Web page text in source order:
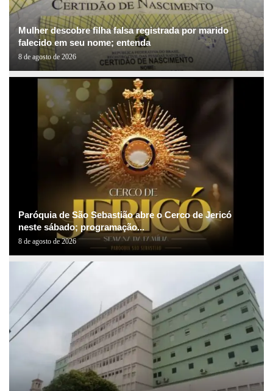
Mulher descobre filha falsa registrada por marido
falecido em seu nome; entenda
8 de agosto de 2026
Paróquia de São Sebastião abre o Cerco de Jericó
neste sábado; programação...
8 de agosto de 2026